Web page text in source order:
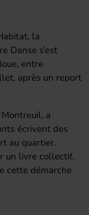
la
Danse s’est
entre
après un report
Montreuil, a
écrivent des
au quartier.
un livre collectif.
cette démarche